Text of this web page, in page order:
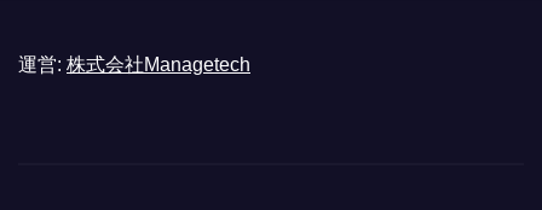
運営: 株式会社Managetech